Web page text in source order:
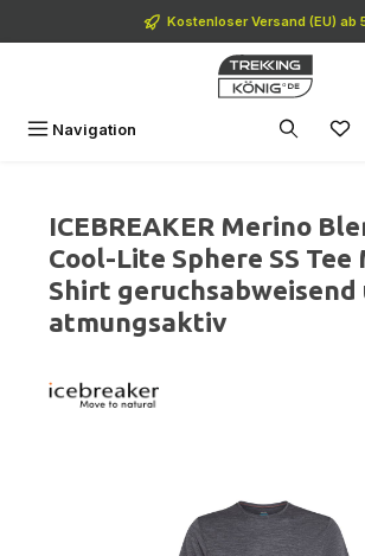
Zum Hauptinhalt springenKostenloser Versand (EU) ab
Navigation
ICEBREAKER Merino
Cool-Lite Sphere SS Tee
Shirt geruchsabweisend
atmungsaktiv